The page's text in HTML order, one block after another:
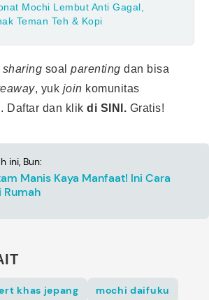
Mochi Lembut Anti Gagal,
Teman Teh & Kopi
sharing soal parenting dan bisa
, yuk join komunitas
Daftar dan klik di SINI . Gratis!
ini, Bun:
Manis Kaya Manfaat! Ini Cara
Rumah
khas jepang
mochi daifuku